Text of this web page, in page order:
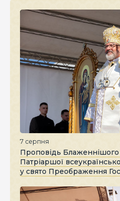
7 серпня
Проповідь Блаженнішого
Патріаршої
у свято Преображення